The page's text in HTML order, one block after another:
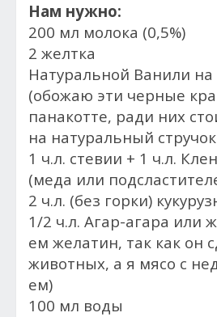
Нам нужно:
200 мл молока (0,5%)
2 желтка
Натуральной Ванили
(обожаю эти черные
панакотте, ради них
на натуральный
1 ч.л. стевии + 1 ч.л.
(меда или
2 ч.л. (без горки)
1/2 ч.л. Агар-агара или
ем желатин, так как он
животных, а я мясо с
ем)
100 мл воды